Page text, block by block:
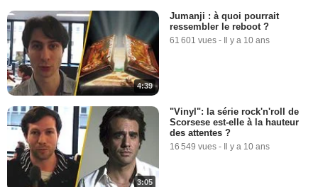
4:39
Jumanji : à quoi pourrait
ressembler le reboot ?
61 601 vues - Il y a 10 ans
3:05
"Vinyl": la série rock'n'roll de
Scorsese est-elle à la hauteur
des attentes ?
16 549 vues - Il y a 10 ans